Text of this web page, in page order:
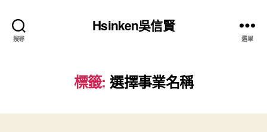
搜尋
Hsinken吳信賢
選單
標籤: 選擇事業名稱